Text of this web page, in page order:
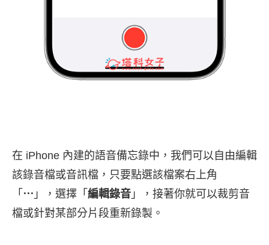
在 iPhone 內建的語音備忘錄中，我們可以自由編輯
該錄音檔或音訊檔，只要點選該檔案右上角
「 ⋯ 」，選擇「 編輯錄音 」，接著你就可以裁剪音
檔或針對某部分片段重新錄製。